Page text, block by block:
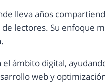
lleva años
lectores. Su enfoque
ámbito digital,
web y